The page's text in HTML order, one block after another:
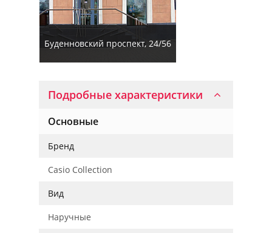
Буденновский проспект, 24/56
Подробные характеристики
Основные
Бренд
Casio Collection
Вид
Наручные